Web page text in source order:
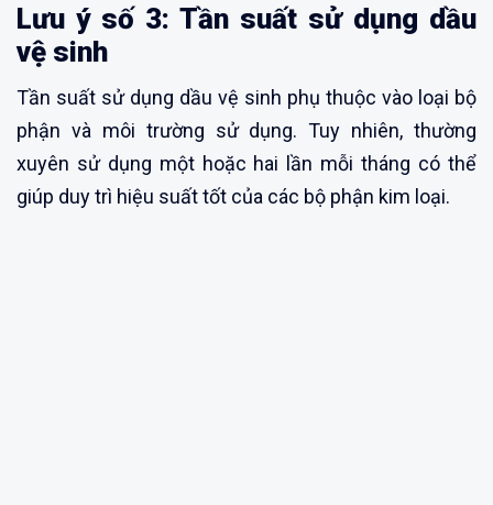
Lưu ý số 3: Tần suất sử dụng dầu
vệ sinh
Tần suất sử dụng dầu vệ sinh phụ thuộc vào loại bộ
phận và môi trường sử dụng. Tuy nhiên, thường
xuyên sử dụng một hoặc hai lần mỗi tháng có thể
giúp duy trì hiệu suất tốt của các bộ phận kim loại.